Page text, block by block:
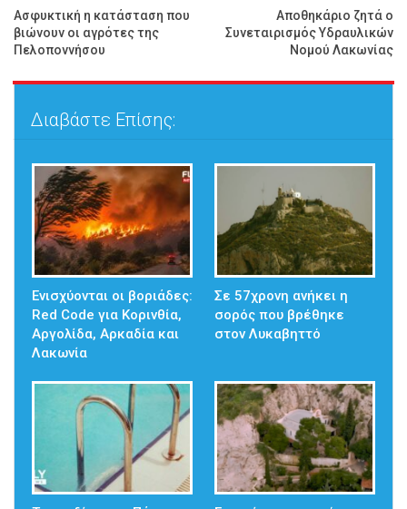
Ασφυκτική η κατάσταση που
βιώνουν οι αγρότες της
Πελοποννήσου
Αποθηκάριο ζητά ο
Συνεταιρισμός Υδραυλικών
Νομού Λακωνίας
Διαβάστε Επίσης:
Ενισχύονται οι βοριάδες:
Red Code για Κορινθία,
Αργολίδα, Αρκαδία και
Λακωνία
Σε 57χρονη ανήκει η
σορός που βρέθηκε
στον Λυκαβηττό